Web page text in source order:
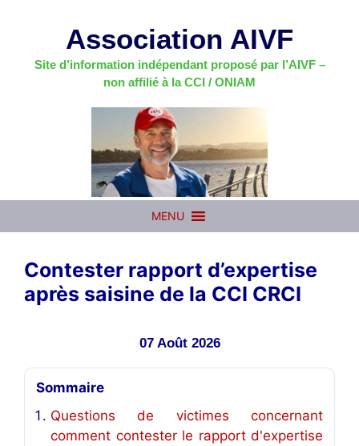
Association AIVF
Site d’information indépendant proposé par l’AIVF –
non affilié à la CCI / ONIAM
MENU
Contester rapport d’expertise
après saisine de la CCI CRCI
07 Août 2026
Sommaire
Questions de victimes concernant
comment contester le rapport d'expertise